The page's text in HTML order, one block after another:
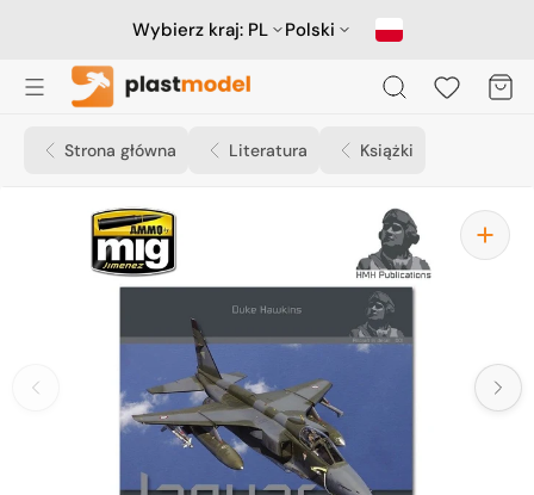
Wybierz kraj: PL Polski
Koszyk
Strona główna Literatura Książki
Otwórz
media
1
w
widoku
galerii